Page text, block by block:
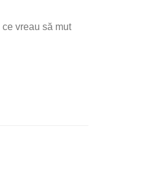
vreau să mut